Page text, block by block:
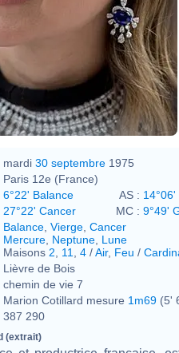
mardi 30 septembre 1975
Paris 12e (France)
6°22' Balance AS :
27°22' Cancer MC : 9°49'
Balance Vierge Cancer
Mercure Neptune Lune
Maisons 2 11 4 /Air, Feu /
Lièvre de Bois
chemin de vie 7
Marion Cotillard mesure 1m69 (5'
387 290
(extrait)